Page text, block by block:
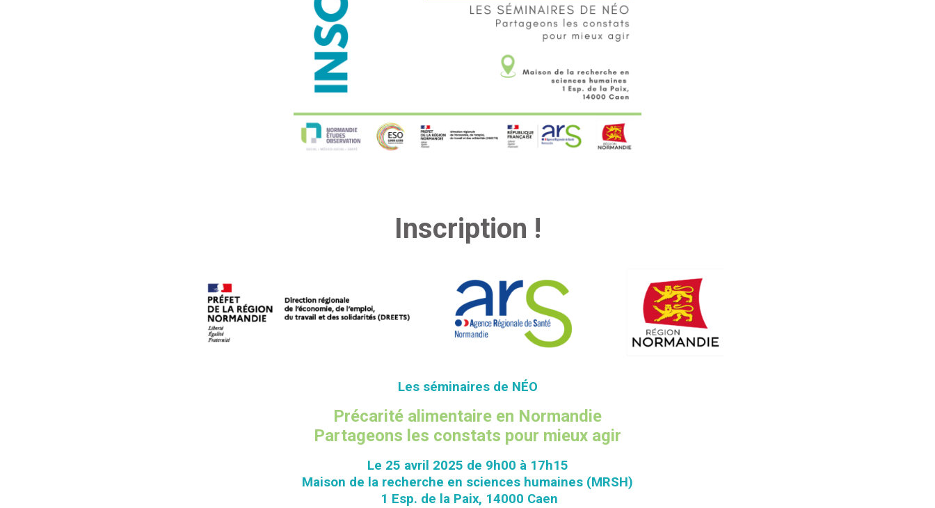
Inscription !
Les séminaires de NÉO
Précarité alimentaire en Normandie
Partageons les constats pour mieux agir
Le 25 avril 2025 de 9h00 à 17h15
Maison de la recherche en sciences humaines (MRSH)
1 Esp. de la Paix, 14000 Caen